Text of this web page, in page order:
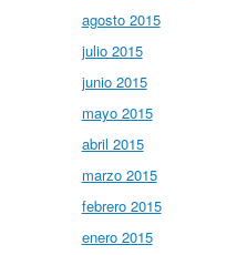
agosto 2015
julio 2015
junio 2015
mayo 2015
abril 2015
marzo 2015
febrero 2015
enero 2015